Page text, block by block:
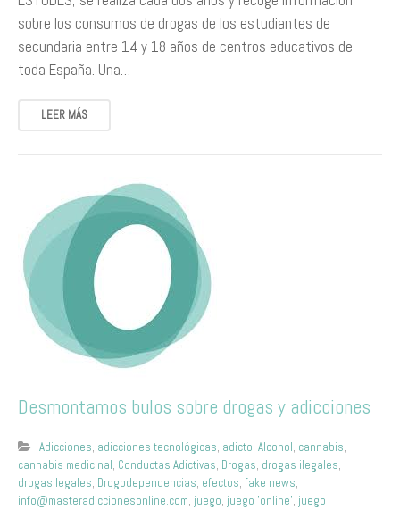
sobre los consumos de drogas de los estudiantes de
secundaria entre 14 y 18 años de centros educativos de
toda España. Una…
LEER MÁS
Desmontamos bulos sobre drogas y adicciones
Adicciones, adicciones tecnológicas, adicto, Alcohol, cannabis,
cannabis medicinal, Conductas Adictivas, Drogas, drogas ilegales,
drogas legales, Drogodependencias, efectos, fake news,
info@masteradiccionesonline.com, juego, juego 'online', juego